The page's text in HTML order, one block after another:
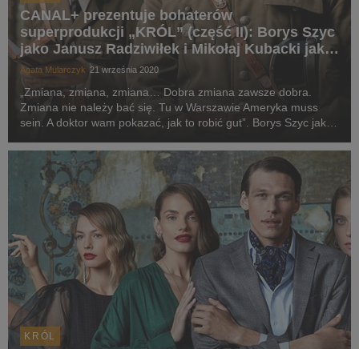
CANAL+ prezentuje bohaterów
superprodukcji „KRÓL” (część II): Borys Szyc
jako Janusz Radziwiłek i Mikołaj Kubacki jako
Edward Tiutczew
Agata Mularczyk 21 września 2020
„Zmiana, zmiana, zmiana… Dobra zmiana zawsze dobra.
Zmiana nie należy bać się. Tu w Warszawie Ameryka muss
sein. A doktor wam pokazać, jak to robić gut”. Borys Szyc jako
jego niepokojący adiutant Edward Tiutczew...
KRÓL